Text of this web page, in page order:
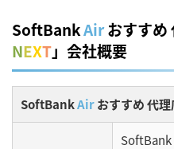
SoftBankAirおすすめ
NEXT」会社概要
SoftBankAirおすすめ 代
SoftBank